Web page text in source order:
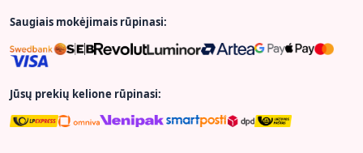
Saugiais mokėjimais rūpinasi:
Jūsų prekių kelione rūpinasi: